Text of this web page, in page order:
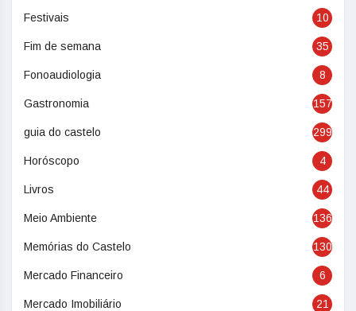
Festivais 10
Fim de semana 35
Fonoaudiologia 8
Gastronomia 157
guia do castelo 299
Horóscopo 4
Livros 44
Meio Ambiente 136
Memórias do Castelo 130
Mercado Financeiro 6
Mercado Imobiliário 21